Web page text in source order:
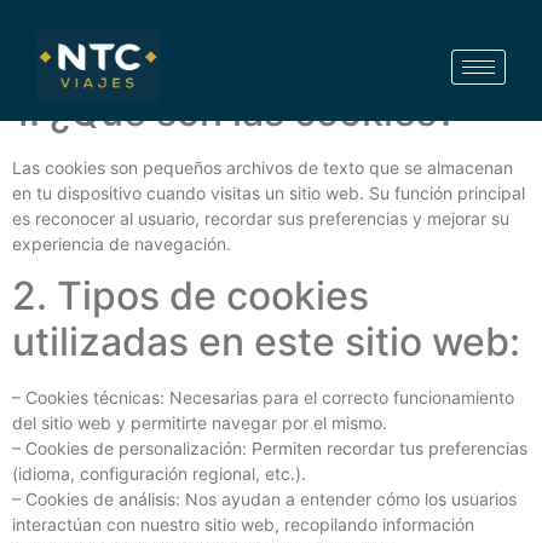
Politica de Cookies
1. ¿Qué son las cookies?
Las cookies son pequeños archivos de texto que se almacenan
en tu dispositivo cuando visitas un sitio web. Su función principal
es reconocer al usuario, recordar sus preferencias y mejorar su
experiencia de navegación.
2. Tipos de cookies
utilizadas en este sitio web:
– Cookies técnicas: Necesarias para el correcto funcionamiento
del sitio web y permitirte navegar por el mismo.
– Cookies de personalización: Permiten recordar tus preferencias
(idioma, configuración regional, etc.).
– Cookies de análisis: Nos ayudan a entender cómo los usuarios
interactúan con nuestro sitio web, recopilando información